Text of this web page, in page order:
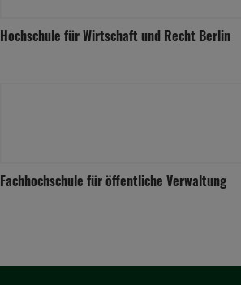
Hochschule für Wirtschaft und Recht Berlin
Fachhochschule für öffentliche Verwaltung